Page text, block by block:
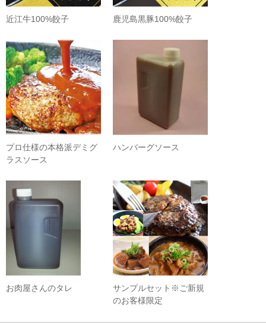
近江牛100%餃子 鹿児島黒豚100%餃子
プロ仕様の本格派デミグ
ラスソース
ハンバーグソース
お肉屋さんのタレ
サンプルセット※ご新規
のお客様限定